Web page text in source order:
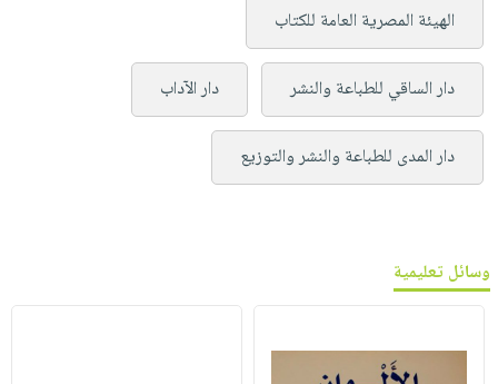
الهيئة المصرية العامة للكتاب
دار الساقي للطباعة والنشر دار الآداب
دار المدى للطباعة والنشر والتوزيع
وسائل تعليمية